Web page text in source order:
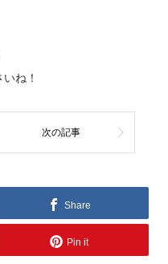
ね！
次の記事
Share
Pin it